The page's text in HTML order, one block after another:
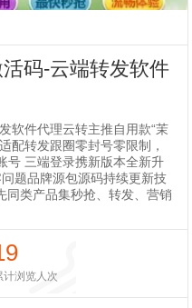
码-云端转发软件
软件代理云转主推自用款“茉
配转发跟圈零封号零限制，
号 三端登录携新版本全新升
题品牌源包源码持续更新技
同类产品集秒抢、转发、营销
计浏览人次